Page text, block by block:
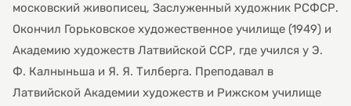
московский живописец, Заслуженный художник РСФСР.
Окончил Горьковское художественное училище (1949) и
Академию художеств Латвийской ССР, где учился у Э.
Ф. Калныньша и Я. Я. Тилберга. Преподавал в
Латвийской Академии художеств и Рижском училище